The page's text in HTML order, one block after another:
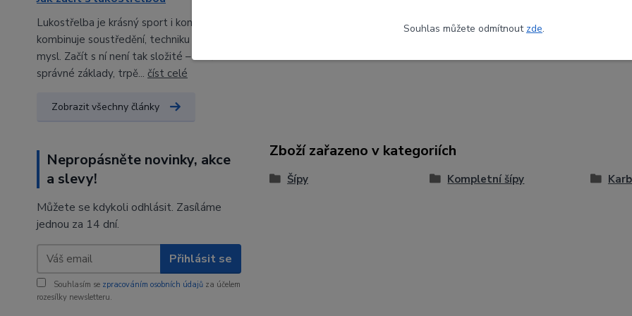
Lukostřelba je krásný sport i koníček, který
kombinuje soustředění, techniku a klidnou
mysl. Začít s ní není tak složité – stačí
správné základy, trpě... číst celé
Zobrazit všechny články
Nepropásněte novinky, akce
a slevy!
Můžete se kdykoli odhlásit. Zasíláme
jednou za 14 dní.
Přihlásit se
Souhlasím se zpracováním osobních údajů za účelem
rozesílky newsletteru.
1100
Zboží zařazeno v kategoriích
Šípy Kompletní šípy
Souhlas můžete odmítnout zde.